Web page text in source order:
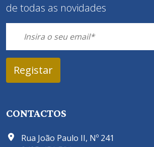
de todas as novidades
CONTACTOS
Rua João Paulo II, Nº 241